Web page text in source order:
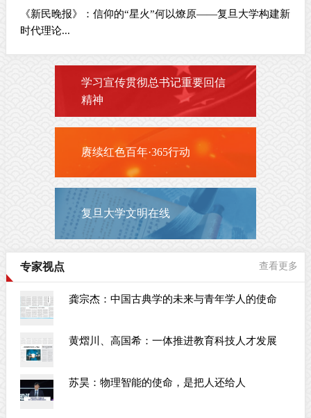
《新民晚报》：信仰的“星火”何以燎原——复旦大学构建新
时代理论...
学习宣传贯彻总书记重要回信
精神
赓续红色百年·365行动
复旦大学文明在线
专家视点 查看更多
龚宗杰：中国古典学的未来与青年学人的使命
黄熠川、高国希：一体推进教育科技人才发展
苏昊：物理智能的使命，是把人还给人